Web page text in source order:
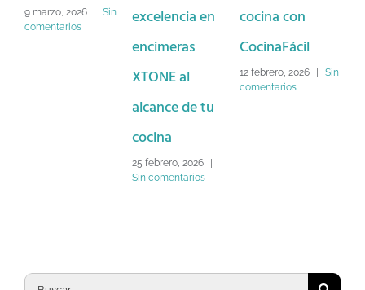
excelencia en
cocina con
CocinaFácil
12 febrero, 2026
Sin
26 enero, 2026
Buscar: